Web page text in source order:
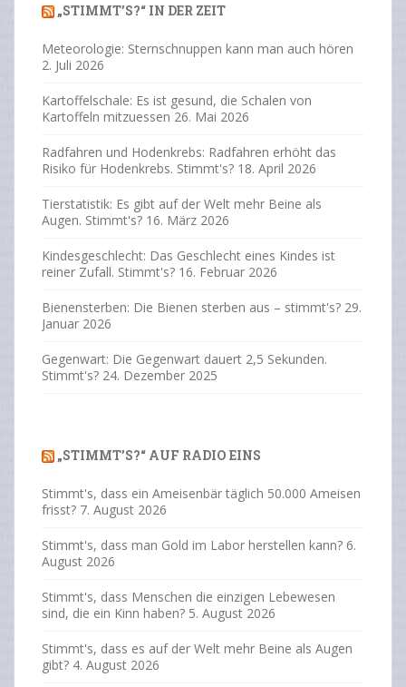
„STIMMT’S?“ IN DER ZEIT
Meteorologie: Sternschnuppen kann man auch hören
2. Juli 2026
Kartoffelschale: Es ist gesund, die Schalen von
Kartoffeln mitzuessen 26. Mai 2026
Radfahren und Hodenkrebs: Radfahren erhöht das
Risiko für Hodenkrebs. Stimmt's? 18. April 2026
Tierstatistik: Es gibt auf der Welt mehr Beine als
Augen. Stimmt's? 16. März 2026
Kindesgeschlecht: Das Geschlecht eines Kindes ist
reiner Zufall. Stimmt's? 16. Februar 2026
Bienensterben: Die Bienen sterben aus – stimmt's? 29.
Januar 2026
Gegenwart: Die Gegenwart dauert 2,5 Sekunden.
Stimmt's? 24. Dezember 2025
„STIMMT’S?“ AUF RADIO EINS
Stimmt's, dass ein Ameisenbär täglich 50.000 Ameisen
frisst? 7. August 2026
Stimmt's, dass man Gold im Labor herstellen kann? 6.
August 2026
Stimmt's, dass Menschen die einzigen Lebewesen
sind, die ein Kinn haben? 5. August 2026
Stimmt's, dass es auf der Welt mehr Beine als Augen
gibt? 4. August 2026